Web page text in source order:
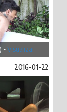
-Visualizar
2016-01-22